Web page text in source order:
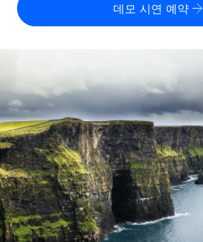
복잡한 고용 업무를 아웃소싱
인프라
Remote 통합
HR을 워크플로에 매끄럽게 통합
플랫폼
팀을 위한 통합된 핵심 HR 기능
Remote와 다른 솔루션 비교
다른 업체들과 비교해보기
스타트업
성장하는 기업을 위한 민첩한 글로벌 HR
중견기업
맞춤형 HR 솔루션으로 팀 확장
엔터프라이즈
대기업을 위한 글로벌 HR
국가별 총 인건비 계산
REMOTE와 함께 배우기
리서치 및 가이드
사례 연구
HR 용어집
체크리스트 및 템플릿
English
Français
Deutsch
Español
Italiano
Português (Portugal)
데모 시연 예약